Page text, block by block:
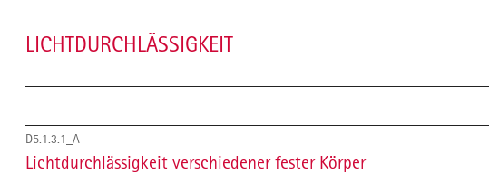
LICHTDURCHLÄSSIGKEIT
D5.1.3.1_A
Lichtdurchlässigkeit verschiedener fester Körper